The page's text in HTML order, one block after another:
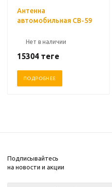
Антенна
автомобильная CB-59
Нет в наличии
15304 теңге
ПОДРОБНЕЕ
Подписывайтесь
на новости и акции